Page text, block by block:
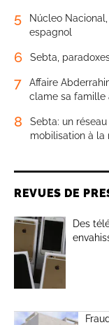
5
Núcleo
espagnol
6 Sebta,
7
Affaire
clame sa famille
8
Sebta: un
mobilisation à la
REVUES DE
Des